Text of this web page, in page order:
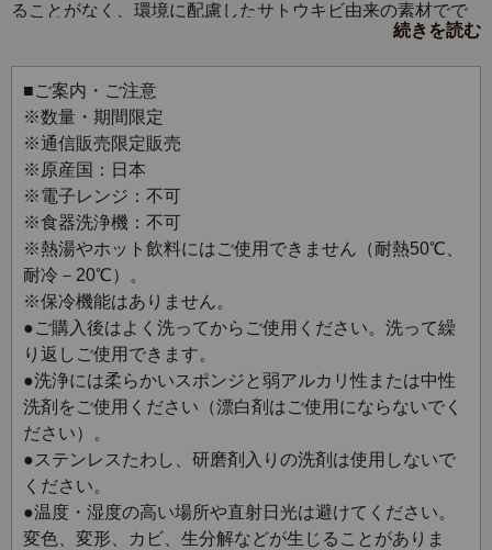
ることがなく、環境に配慮したサトウキビ由来の素材でで
きたグラス、IZ GLASS（アイヅグラス）です。会津の自然
を感じる美しさを持ちつつ、軽くて丈夫で、倒れにくい。
冷たいドリンクやビールはもちろん、フラッペのカップな
どにも。
デザインには、会津が誇る会津塗りの技術が生かされてお
り、伝統的なものづくりの中に現代的な技術を融合させ
た、スマートでサステナブルなグラスです。非常に軽いた
め、お子様やご高齢の方、またアウトドアでのお食事の際
にもおすすめです。
続きを読む
■ご案内・ご注意
※数量・期間限定
※通信販売限定販売
※原産国：日本
※電子レンジ：不可
※食器洗浄機：不可
※熱湯やホット飲料にはご使用できません（耐熱50℃、
耐冷－20℃）。
※保冷機能はありません。
●ご購入後はよく洗ってからご使用ください。洗って繰
り返しご使用できます。
●洗浄には柔らかいスポンジと弱アルカリ性または中性
洗剤をご使用ください（漂白剤はご使用にならないでく
ださい）。
●ステンレスたわし、研磨剤入りの洗剤は使用しないで
ください。
●温度・湿度の高い場所や直射日光は避けてください。
変色、変形、カビ、生分解などが生じることがありま